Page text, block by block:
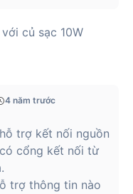
củ sạc 10W
4 năm trước
trợ kết nối nguồn
cổng kết nối từ
trợ thông tin nào